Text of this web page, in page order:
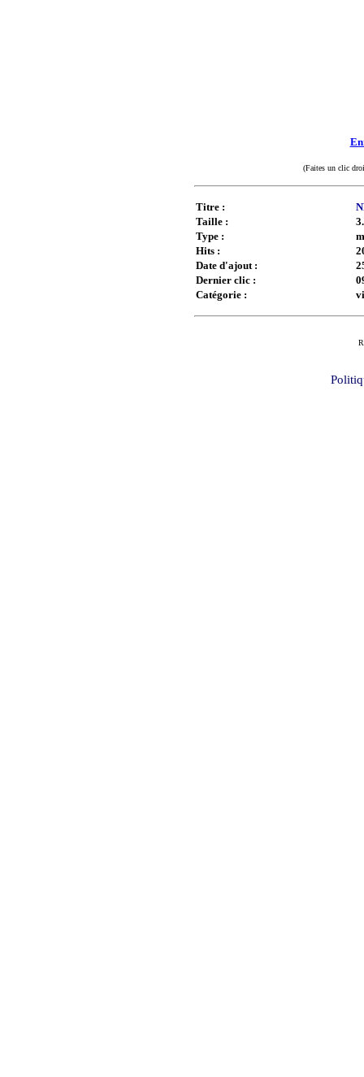
(Faites un clic
Titre :
Taille :
Type :
Hits :
Date d'ajout :
Dernier clic :
Catégorie :